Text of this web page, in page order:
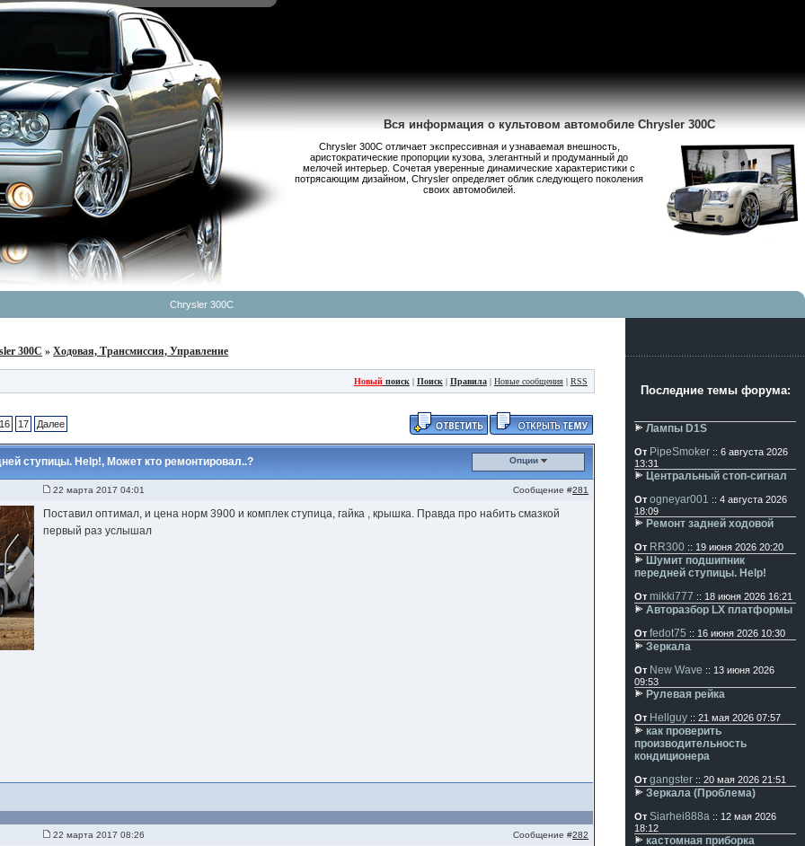
Вся информация о культовом автомобиле Chrysler 300C
Chrysler 300С отличает экспрессивная и узнаваемая внешность,
аристократические пропорции кузова, элегантный и продуманный до
мелочей интерьер. Сочетая уверенные динамические характеристики с
потрясающим дизайном, Chrysler определяет облик следующего поколения
своих автомобилей.
Chrysler 300C
300C »Ходовая, Трансмиссия, Управление
Новыйпоиск| Поиск| Правила| Новые сообщения| RSS
16 17 Далее
ступицы. Help!, Может кто ремонтировал..? Опции
22 марта 2017 04:01 Сообщение #281
Поставил оптимал, и цена норм 3900 и комплек ступица, гайка , крышка. Правда про набить смазкой
первый раз услышал
22 марта 2017 08:26 Сообщение #282
Последние темы форума:
Лампы D1S
От PipeSmoker :: 6 августа 2026
13:31
Центральный стоп-сигнал
От ogneyar001 :: 4 августа 2026
18:09
Ремонт задней ходовой
От RR300 :: 19 июня 2026 20:20
Шумит подшипник
передней ступицы. Help!
От mikki777 :: 18 июня 2026 16:21
Авторазбор LX платформы
От fedot75 :: 16 июня 2026 10:30
Зеркала
От New Wave :: 13 июня 2026
09:53
Рулевая рейка
От Hellguy :: 21 мая 2026 07:57
как проверить
производительность
кондиционера
От gangster :: 20 мая 2026 21:51
Зеркала (Проблема)
От Siarhei888a :: 12 мая 2026
18:12
кастомная приборка